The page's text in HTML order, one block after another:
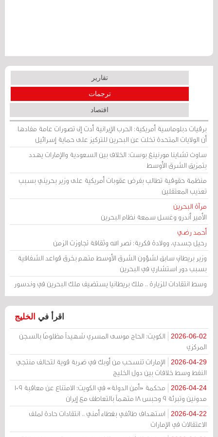
تقارير
ترجمات
اقتصاد
برقيات دبلوماسية أمريكية: الحرب الإيرانية أدت إلى تصورات عامة مفادها
أن الولايات المتحدة تخلت عن البحرين للتركيز على حماية إسرائيل
ساوث تشاينا مورنينغ بوست: الخلاف بين السعودية والإمارات يهدد
بتمزيق الشرق الأوسط
منظمة حقوقية تطالب بفرض عقوبات أمريكية على وزير بحريني بسبب
تعذيب المعتقلين
مرآة البحرين
الأمير أندرو وغسل سمعة نظام البحرين
أحمد رضي
رحيل جسدي، وولادة فكرية: نصر الله وثقافة تجاوزت الزمن
وزير بريطاني سابق لشؤون الشرق الأوسط متهم بخرق قواعد الشفافية
بسبب دور استشاري في البحرين
وسط انتقادات للزيارة .. ملك بريطانيا يستضيف ملك البحرين في وندسور
اقرأ في الخليج
2026-06-02
الكويت: الحاج موسى المسري شهيداً مظلومًا بالسجن
المركزي
2026-04-29
الإمارات تنسحب من أوبك في ضربة قوية لتحالف منتجي
النفط وسط خلافات بين دول الخليج
2026-04-24
محكمة «أمن الدولة» في الكويت: الامتناع عن معاقبة 109
مدونين وتبرئة 9 وحبس 18 متهماً بالتعاطف مع إيران
2026-04-22
استهداف طائفي بغطاء أمني .. انتقادات حادة لملف
الاعتقالات في الإمارات